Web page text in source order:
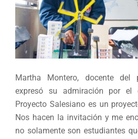
Martha Montero, docente
expresó su admiración por el
Proyecto Salesiano es un
Nos hacen la invitación y me
no solamente son estudiantes